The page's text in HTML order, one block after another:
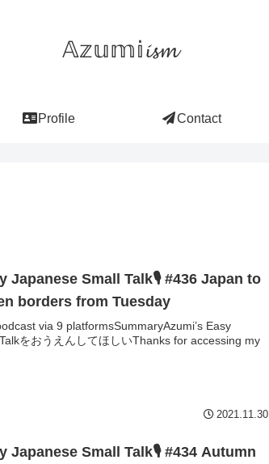
𝔸𝕫𝕦𝕞𝕚𝓲𝓼𝓶
Profile Contact
Japanese Small Talk🎙 #436 Japan to
borders from Tuesday
via 9 platformsSummaryAzumi’s Easy
をおうえんしてほしいThanks for accessing my
2021.11.30
Japanese Small Talk🎙 #434 Autumn